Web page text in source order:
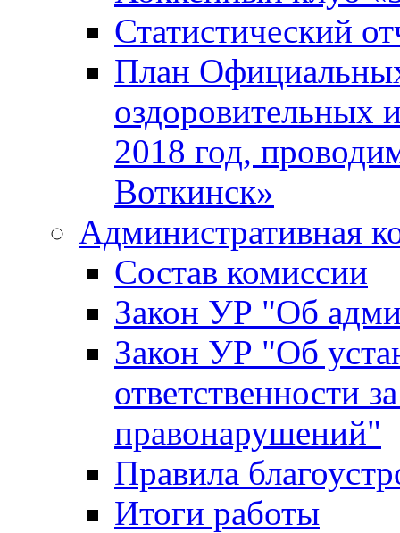
Статистический
План
оздоровительных
2018 год,
Воткинск»
Административная
Состав комиссии
Закон УР "Об
Закон УР "Об
ответственности
правонарушений"
Правила
Итоги работы